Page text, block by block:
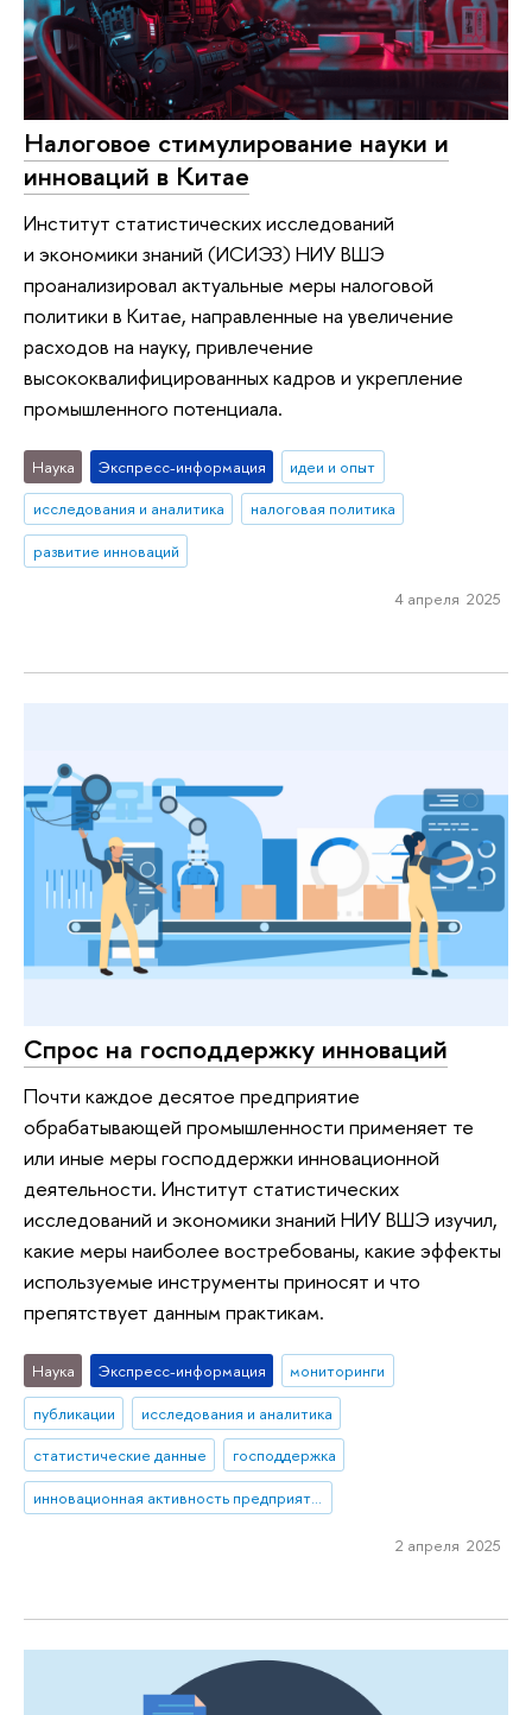
Налоговое стимулирование науки и
инноваций в Китае
Институт статистических исследований
и экономики знаний (ИСИЭЗ) НИУ ВШЭ
проанализировал актуальные меры налоговой
политики в Китае, направленные на увеличение
расходов на науку, привлечение
высококвалифицированных кадров и укрепление
промышленного потенциала.
Наука Экспресс-информация
идеи и опыт
исследования и аналитика
налоговая политика
развитие инноваций
4 апреля 2025
Спрос на господдержку инноваций
Почти каждое десятое предприятие
обрабатывающей промышленности применяет те
или иные меры господдержки инновационной
деятельности. Институт статистических
исследований и экономики знаний НИУ ВШЭ изучил,
какие меры наиболее востребованы, какие эффекты
используемые инструменты приносят и что
препятствует данным практикам.
Наука Экспресс-информация
мониторинги
публикации
исследования и аналитика
статистические данные
господдержка
инновационная активность предприятий
2 апреля 2025